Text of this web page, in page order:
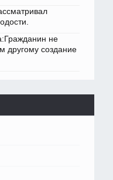
не
другому создание